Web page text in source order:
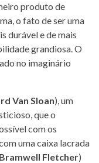
produto de
o fato de ser uma
durável e de mais
grandiosa. O
no imaginário
Van Sloan), um
que o
com os
uma caixa lacrada
Bramwell Fletcher)